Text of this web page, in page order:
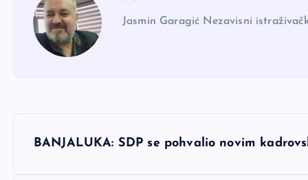
Jasmin Garagić Nezavisni
NBANJALUKA: SDP se pohvalio novim